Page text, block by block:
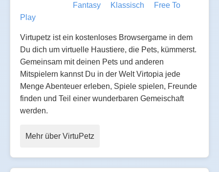
Fantasy
Klassisch
Free To
Play
Virtupetz ist ein kostenloses Browsergame in dem
Du dich um virtuelle Haustiere, die Pets, kümmerst.
Gemeinsam mit deinen Pets und anderen
Mitspielern kannst Du in der Welt Virtopia jede
Menge Abenteuer erleben, Spiele spielen, Freunde
finden und Teil einer wunderbaren Gemeischaft
werden.
Mehr über VirtuPetz